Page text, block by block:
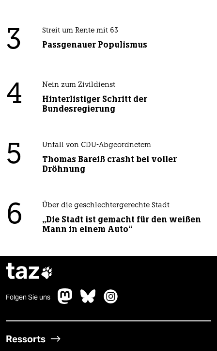
3 Streit um Rente mit 63
Passgenauer Populismus
4 Nein zum Zivildienst
Hinterlistiger Schritt der
Bundesregierung
5 Unfall von CDU-Abgeordnetem
Thomas Bareiß crasht bei voller
Dröhnung
6 Über die geschlechtergerechte Stadt
„Die Stadt ist gemacht für den weißen
Mann in einem Auto“
taz
Folgen Sie uns
Ressorts